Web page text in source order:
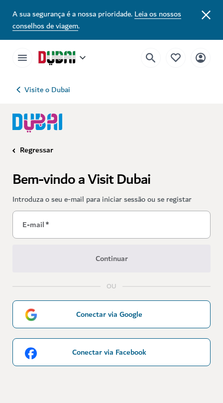
A sua segurança é a nossa prioridade.Leia os nossos
conselhos de viagem.
Visite o Dubai
Regressar
Bem-vindo a Visit Dubai
Introduza o seu e-mail para iniciar sessão ou se registar
E-mail*
Continuar
OU
Conectar via Google
Conectar via Facebook